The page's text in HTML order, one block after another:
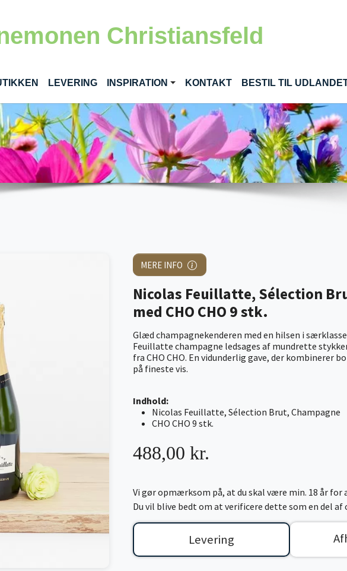
Christiansfeld
LEVERING INSPIRATION KONTAKT BESTIL TIL
MERE INFO
Nicolas Feuillatte, Sélection
med CHO CHO 9 stk.
Glæd champagnekenderen med en hilsen i
Feuillatte champagne ledsages af mundrette
fra CHO CHO. En vidunderlig gave, der kombinerer
på fineste vis.
Indhold:
Nicolas Feuillatte, Sélection Brut, Champagne
CHO CHO 9 stk.
488,00 kr.
Vi gør opmærksom på, at du skal være min. 18 år for
Du vil blive bedt om at verificere dette som en del af
Levering